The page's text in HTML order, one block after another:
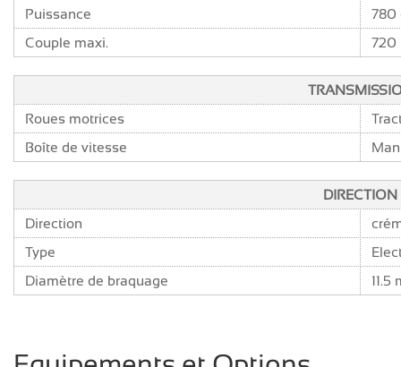
Puissance
780
Couple maxi.
720
Roues motrices
Boîte de vitesse
DIRECTION
Direction
Type
Diamètre de braquage
11.5